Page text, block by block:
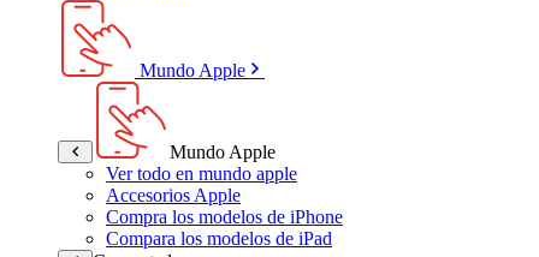
Mundo Apple
Mundo Apple
Ver todo en mundo apple
Accesorios Apple
Compra los modelos de iPhone
Compara los modelos de iPad